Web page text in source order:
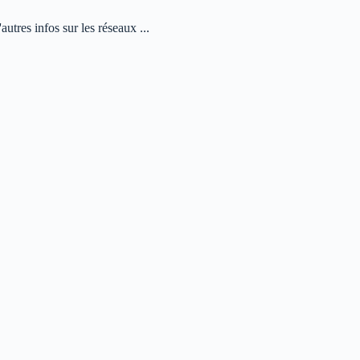
infos sur les réseaux ...